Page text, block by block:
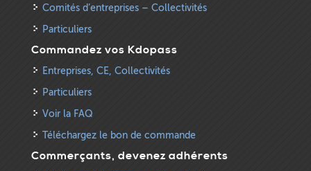
Comités d’entreprises – Collectivités
Particuliers
Commandez vos Kdopass
Entreprises, CE, Collectivités
Particuliers
Voir la FAQ
Téléchargez le bon de commande
Commerçants, devenez adhérents